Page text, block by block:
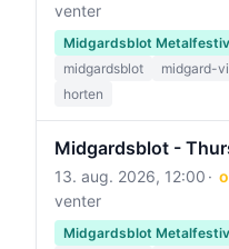
venter
Midgardsblot
midgardsblot
midgard-
horten
Midgardsblot -
13. aug. 2026, 12:00
venter
Midgardsblot